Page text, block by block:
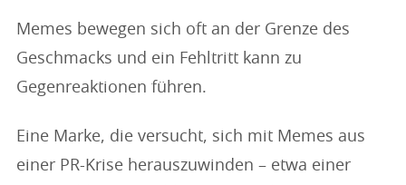
Memes bewegen sich oft an der Grenze des
Geschmacks und ein Fehltritt kann zu
Gegenreaktionen führen.
Eine Marke, die versucht, sich mit Memes aus
einer PR-Krise herauszuwinden – etwa einer